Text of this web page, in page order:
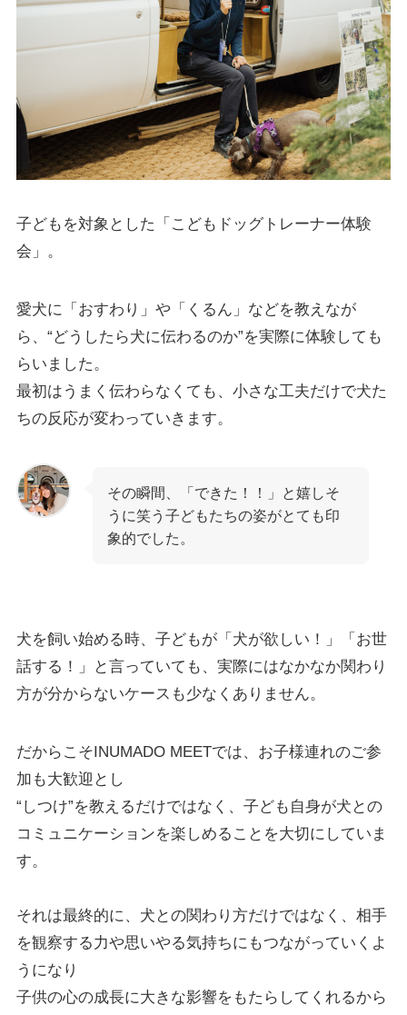
子どもを対象とした「こどもドッグトレーナー体験
会」。
愛犬に「おすわり」や「くるん」などを教えなが
ら、“どうしたら犬に伝わるのか”を実際に体験しても
らいました。
最初はうまく伝わらなくても、小さな工夫だけで犬た
ちの反応が変わっていきます。
その瞬間、「できた！！」と嬉しそ
うに笑う子どもたちの姿がとても印
象的でした。
犬を飼い始める時、子どもが「犬が欲しい！」「お世
話する！」と言っていても、実際にはなかなか関わり
方が分からないケースも少なくありません。
だからこそINUMADO MEETでは、お子様連れのご参
加も大歓迎とし
“しつけ”を教えるだけではなく、子ども自身が犬との
コミュニケーションを楽しめることを大切にしていま
す。
それは最終的に、犬との関わり方だけではなく、相手
を観察する力や思いやる気持ちにもつながっていくよ
うになり
子供の心の成長に大きな影響をもたらしてくれるから